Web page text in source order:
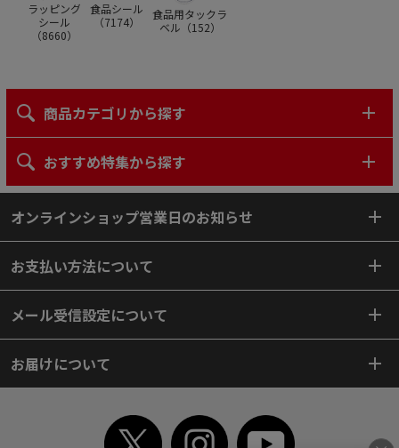
ラッピング
シール
（8660）
食品シール
（7174）
食品用タックラ
ベル（152）
商品カテゴリから探す
おすすめ特集から探す
オンラインショップ営業日のお知らせ
お支払い方法について
メール受信設定について
お届けについて